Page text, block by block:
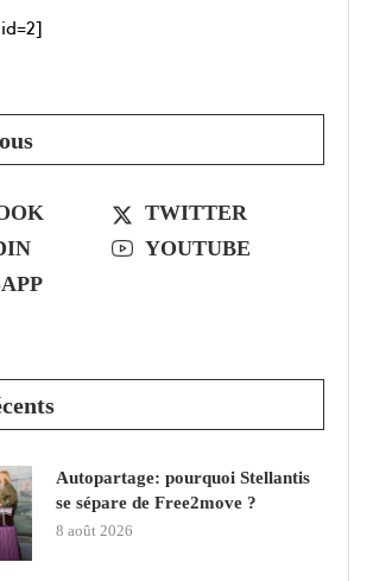
TWITTER
YOUTUBE
Autopartage: pourquoi Stellantis
se sépare de Free2move ?
8 août 2026